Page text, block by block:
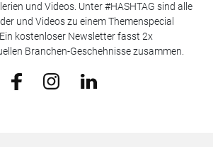
und Videos. Unter #HASHTAG sind alle
und Videos zu einem Themenspecial
kostenloser Newsletter fasst 2x
Branchen-Geschehnisse zusammen.